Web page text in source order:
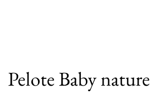
Pelote Baby nature